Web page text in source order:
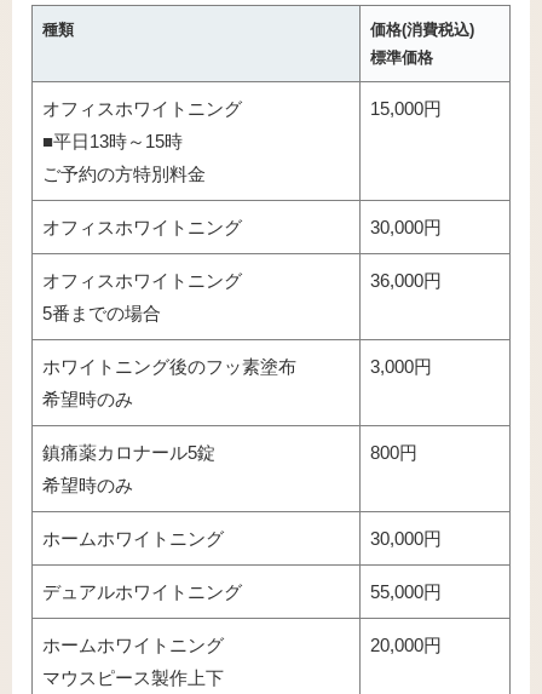
種類
価格(消費税込)
標準価格
オフィスホワイトニング
■平日13時～15時
ご予約の方特別料金
15,000円
オフィスホワイトニング 30,000円
オフィスホワイトニング
5番までの場合
36,000円
ホワイトニング後のフッ素塗布
希望時のみ
3,000円
鎮痛薬カロナール5錠
希望時のみ
800円
ホームホワイトニング 30,000円
デュアルホワイトニング 55,000円
ホームホワイトニング
マウスピース製作上下
20,000円